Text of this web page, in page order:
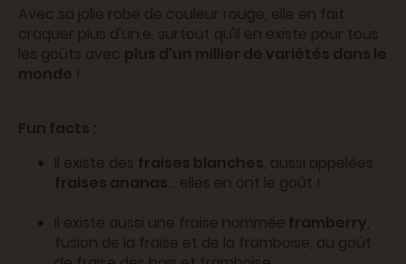
Avec sa jolie robe de couleur rouge, elle en fait
craquer plus d'un.e, surtout qu'il en existe pour tous
les goûts avec plus d'un millier de variétés dans le
monde !
Fun facts :
Il existe des fraises blanches, aussi appelées
fraises ananas... elles en ont le goût !
Il existe aussi une fraise nommée framberry,
fusion de la fraise et de la framboise, au goût